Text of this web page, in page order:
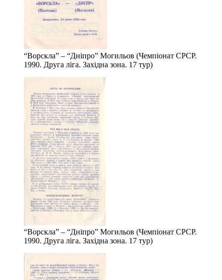
“Ворскла” – “Дніпро” Могильов (Чемпіонат СРСР.
1990. Друга ліга. Західна зона. 17 тур)
“Ворскла” – “Дніпро” Могильов (Чемпіонат СРСР.
1990. Друга ліга. Західна зона. 17 тур)